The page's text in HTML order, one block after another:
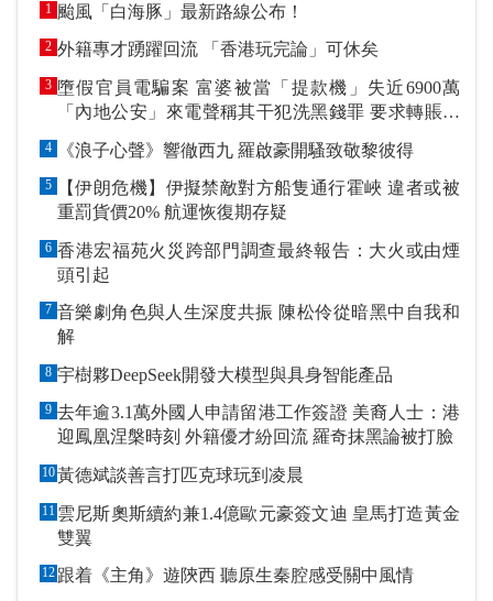
1 颱風「白海豚」最新路線公布！
2 外籍專才踴躍回流 「香港玩完論」可休矣
3 墮假官員電騙案 富婆被當「提款機」失近6900萬
「內地公安」來電聲稱其干犯洗黑錢罪 要求轉賬到
4 《浪子心聲》響徹西九 羅啟豪開騷致敬黎彼得
5
【伊朗危機】伊擬禁敵對方船隻通行霍峽 違者或被
重罰貨價20% 航運恢復期存疑
6 香港宏福苑火災跨部門調查最終報告：大火或由煙
頭引起
7 音樂劇角色與人生深度共振 陳松伶從暗黑中自我和
解
8 宇樹夥DeepSeek開發大模型與具身智能產品
9 去年逾3.1萬外國人申請留港工作簽證 美裔人士：港
迎鳳凰涅槃時刻 外籍優才紛回流 羅奇抹黑論被打臉
10黃德斌談善言打匹克球玩到凌晨
11 雲尼斯奧斯續約兼1.4億歐元豪簽文迪 皇馬打造黃金
雙翼
12 跟着《主角》遊陝西 聽原生秦腔感受關中風情